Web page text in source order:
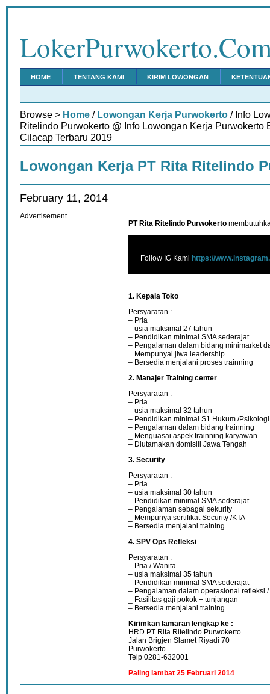
HOME TENTANG KAMI KIRIM LOWONGAN
Browse > Home / Lowongan Kerja Purwokerto / Info
Ritelindo Purwokerto @ Info Lowongan Kerja Purwokerto
Cilacap Terbaru 2019
Lowongan Kerja PT Rita Ritelindo
February 11, 2014
PT Rita Ritelindo Purwokerto
Follow IG Kami https://
1. Kepala Toko
Persyaratan :
– Pria
– usia maksimal 27 tahun
– Pendidikan minimal SMA sederajat
– Pengalaman dalam bidang minimarket
_ Mempunyai jiwa leadership
– Bersedia menjalani proses trainning
2. Manajer Training center
Persyaratan :
– Pria
– usia maksimal 32 tahun
– Pendidikan minimal S1 Hukum /Psikologi
– Pengalaman dalam bidang trainning
_ Menguasai aspek trainning karyawan
– Diutamakan domisili Jawa Tengah
3. Security
Persyaratan :
– Pria
– usia maksimal 30 tahun
– Pendidikan minimal SMA sederajat
– Pengalaman sebagai sekurity
_ Mempunya sertifikat Security /KTA
– Bersedia menjalani training
4. SPV Ops Refleksi
Persyaratan :
– Pria / Wanita
– usia maksimal 35 tahun
– Pendidikan minimal SMA sederajat
– Pengalaman dalam operasional refleksi
_ Fasilitas gaji pokok + tunjangan
– Bersedia menjalani training
Kirimkan lamaran lengkap ke :
HRD PT Rita Ritelindo Purwokerto
Jalan Brigjen Slamet Riyadi 70
Purwokerto
Telp 0281-632001
Paling lambat 25 Februari 2014
Advertisement